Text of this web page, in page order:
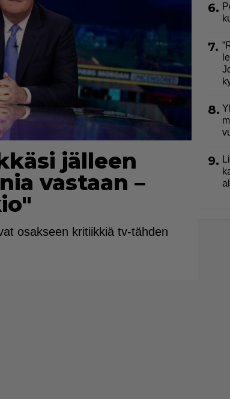
jälleen
vastaan –
osakseen kritiikkiä tv-tähden
6.
7.
8.
9.